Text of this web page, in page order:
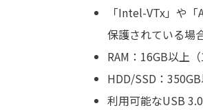
「Intel-VTx」や
保護されている場
RAM：16GB以上
HDD/SSD ： 350GB
利用可能なUSB